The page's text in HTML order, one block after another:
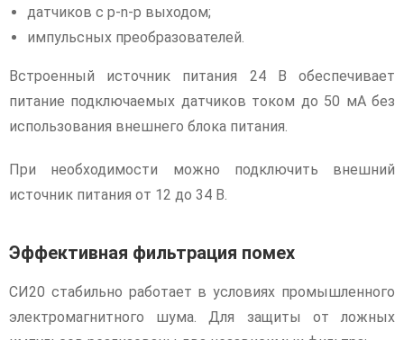
датчиков с p-n-p выходом;
импульсных преобразователей.
Встроенный источник питания 24 В обеспечивает
питание подключаемых датчиков током до 50 мА без
использования внешнего блока питания.
При необходимости можно подключить внешний
источник питания от 12 до 34 В.
Эффективная фильтрация помех
СИ20 стабильно работает в условиях промышленного
электромагнитного шума. Для защиты от ложных